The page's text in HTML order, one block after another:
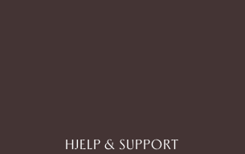
HJELP & SUPPORT